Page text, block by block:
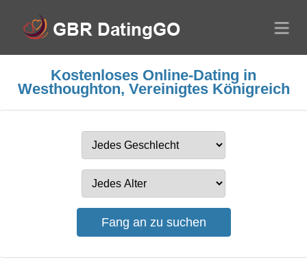
Kostenloses Online-Dating in
Westhoughton, Vereinigtes Königreich